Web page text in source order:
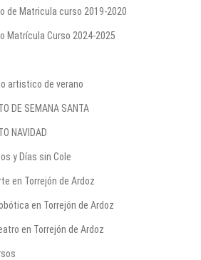
de Matricula curso 2019-2020
Matrícula Curso 2024-2025
artistico de verano
DE SEMANA SANTA
NAVIDAD
y Días sin Cole
en Torrejón de Ardoz
en Torrejón de Ardoz
en Torrejón de Ardoz